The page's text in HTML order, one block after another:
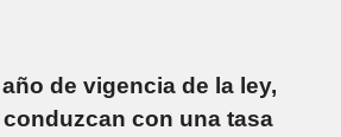
de vigencia de la ley,
con una tasa